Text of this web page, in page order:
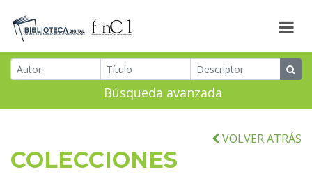
Búsqueda avanzada
VOLVER ATRÁS
COLECCIONES